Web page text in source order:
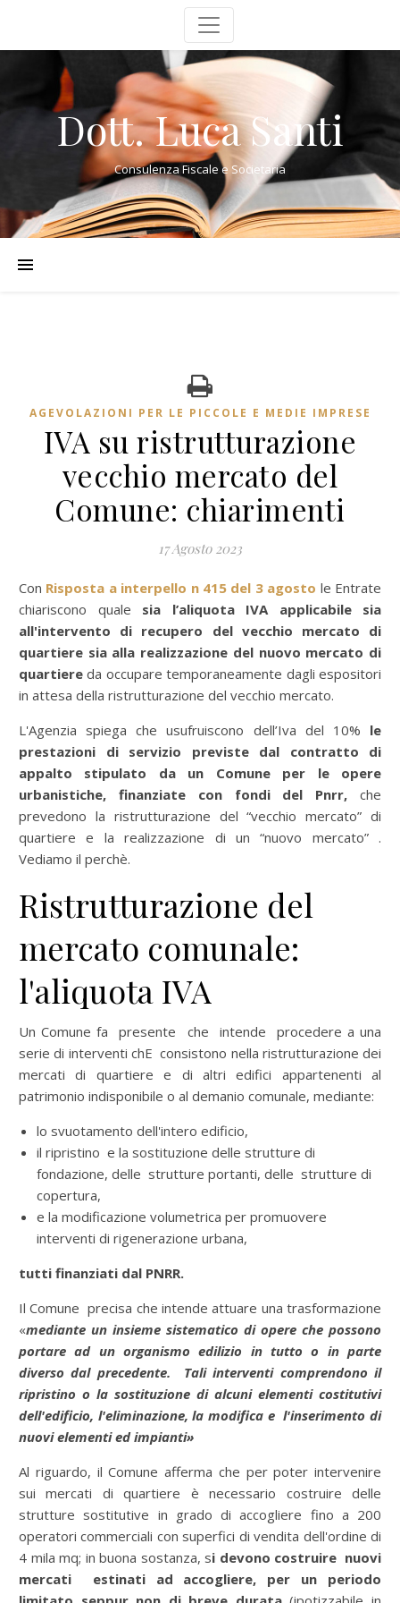
Dott. Luca Santi
Consulenza Fiscale e Societaria
AGEVOLAZIONI PER LE PICCOLE E MEDIE IMPRESE
IVA su ristrutturazione
vecchio mercato del
Comune: chiarimenti
17 Agosto 2023
Con Risposta a interpello n 415 del 3 agosto le Entrate
chiariscono quale sia l’aliquota IVA applicabile sia
all'intervento di recupero del vecchio mercato di
quartiere sia alla realizzazione del nuovo mercato di
quartiere da occupare temporaneamente dagli espositori
in attesa della ristrutturazione del vecchio mercato.
L'Agenzia spiega che usufruiscono dell’Iva del 10% le
prestazioni di servizio previste dal contratto di
appalto stipulato da un Comune per le opere
urbanistiche, finanziate con fondi del Pnrr, che
prevedono la ristrutturazione del “vecchio mercato” di
quartiere e la realizzazione di un “nuovo mercato” .
Vediamo il perchè.
Ristrutturazione del
mercato comunale:
l'aliquota IVA
Un Comune fa presente che intende procedere a una
serie di interventi chE consistono nella ristrutturazione dei
mercati di quartiere e di altri edifici appartenenti al
patrimonio indisponibile o al demanio comunale, mediante:
lo svuotamento dell'intero edificio,
il ripristino e la sostituzione delle strutture di
fondazione, delle strutture portanti, delle strutture di
copertura,
e la modificazione volumetrica per promuovere
interventi di rigenerazione urbana,
tutti finanziati dal PNRR.
Il Comune precisa che intende attuare una trasformazione
«mediante un insieme sistematico di opere che possono
portare ad un organismo edilizio in tutto o in parte
diverso dal precedente. Tali interventi comprendono il
ripristino o la sostituzione di alcuni elementi costitutivi
dell'edificio, l'eliminazione, la modifica e l'inserimento di
nuovi elementi ed impianti»
Al riguardo, il Comune afferma che per poter intervenire
sui mercati di quartiere è necessario costruire delle
strutture sostitutive in grado di accogliere fino a 200
operatori commerciali con superfici di vendita dell'ordine di
4 mila mq; in buona sostanza, si devono costruire nuovi
mercati estinati ad accogliere, per un periodo